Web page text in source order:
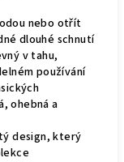
nebo otřít
dlouhé schnutí
v tahu,
používání
ohebná a
design, který